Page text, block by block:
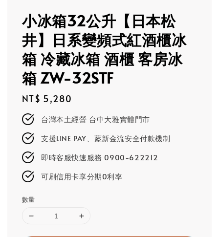
小冰箱32公升【日本松
井】日系變頻式紅酒櫃冰
箱 冷藏冰箱 酒櫃 客房冰
箱 ZW-32STF
Regular
price
NT$ 5,280
台灣本土經營 台中大雅實體門市
支援LINE PAY、藍新金流安全付款機制
即時客服快速服務 0900-622212
可刷信用卡享分期0利率
數量